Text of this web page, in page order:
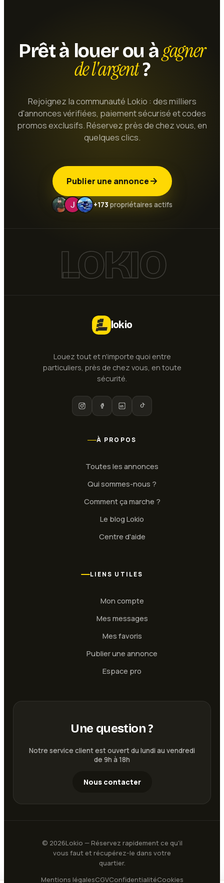
Prêt à louer ou àgagner
de l'argent?
Rejoignez la communauté Lokio : des milliers
d'annonces vérifiées, paiement sécurisé et codes
promos exclusifs. Réservez près de chez vous, en
quelques clics.
Publier une annonce
+173 propriétaires actifs
LOKIO
lokio
Louez tout et n'importe quoi entre
particuliers, près de chez vous, en toute
sécurité.
À PROPOS
Toutes les annonces
Qui sommes-nous ?
Comment ça marche ?
Le blog Lokio
Centre d'aide
LIENS UTILES
Mon compte
Mes messages
Mes favoris
Publier une annonce
Espace pro
Une question ?
Notre service client est ouvert du lundi au vendredi
de 9h à 18h
Nous contacter
© 2026Lokio — Réservez rapidement ce qu'il
vous faut et récupérez-le dans votre
quartier.
Mentions légalesCGVConfidentialitéCookies